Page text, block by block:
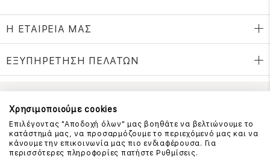
Η ΕΤΑΙΡΕΙΑ ΜΑΣ
ΕΞΥΠΗΡΕΤΗΣΗ ΠΕΛΑΤΩΝ
ΕΠΙΚΟΙΝΩΝΗΣΤΕ ΜΑΖΙ ΜΑΣ
210 999 4510
(Χρεώση μια αστική μονάδα από σταθερό)
Χρησιμοποιούμε cookies
Επιλέγοντας "Αποδοχή όλων" μας βοηθάτε να βελτιώνουμε το
κατάστημά μας, να προσαρμόζουμε το περιεχόμενό μας και να
κάνουμε την επικοινωνία μας πιο ενδιαφέρουσα. Για
περισσότερες πληροφορίες πατήστε Ρυθμίσεις.